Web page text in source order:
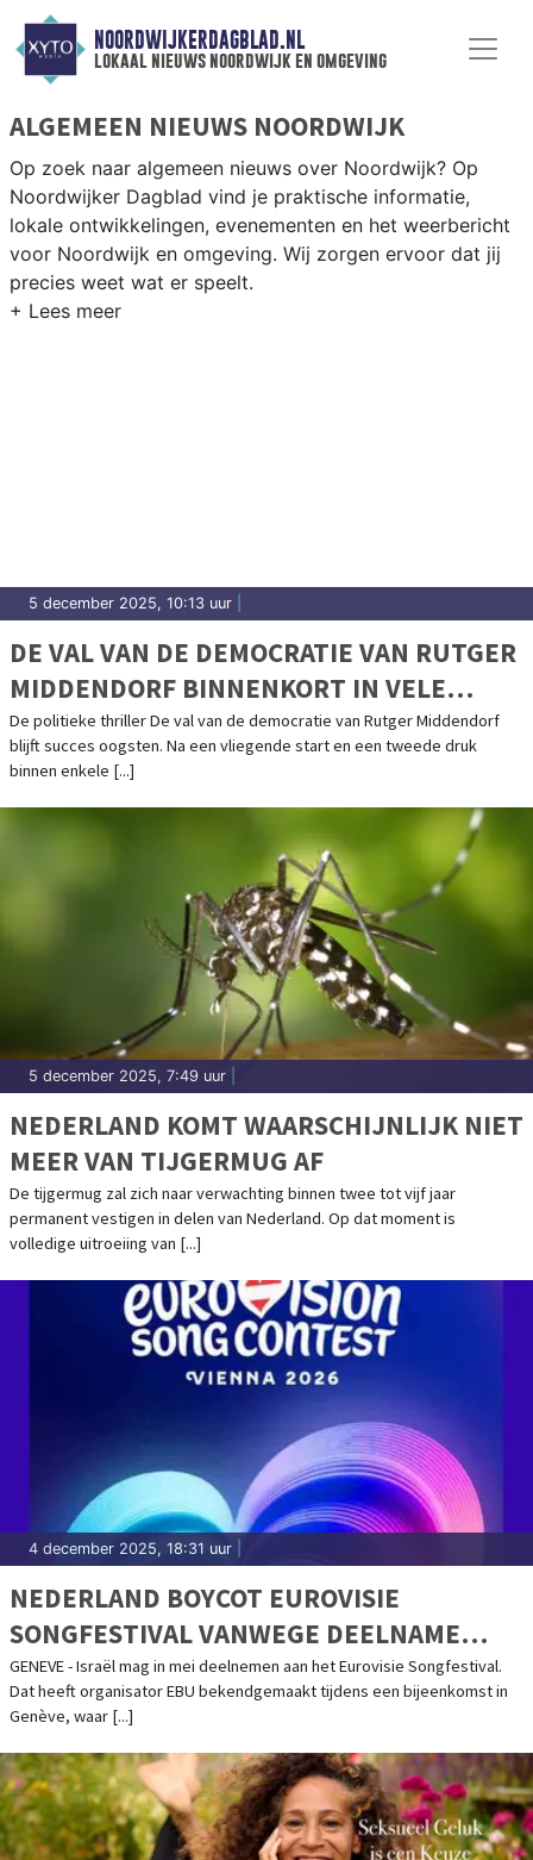
NOORDWIJKERDAGBLAD.NL
lokaal nieuws noordwijk en omgeving
ALGEMEEN NIEUWS NOORDWIJK
Op zoek naar algemeen nieuws over Noordwijk? Op
Noordwijker Dagblad vind je praktische informatie,
lokale ontwikkelingen, evenementen en het weerbericht
voor Noordwijk en omgeving. Wij zorgen ervoor dat jij
precies weet wat er speelt.
5 december 2025, 10:13 uur
DE VAL VAN DE DEMOCRATIE VAN RUTGER
MIDDENDORF BINNENKORT IN VELE
NEDERLANDSE BIBLIOTHEKEN
De politieke thriller De val van de democratie van Rutger Middendorf
blijft succes oogsten. Na een vliegende start en een tweede druk
binnen enkele [...]
5 december 2025, 7:49 uur
NEDERLAND KOMT WAARSCHIJNLIJK NIET
MEER VAN TIJGERMUG AF
De tijgermug zal zich naar verwachting binnen twee tot vijf jaar
permanent vestigen in delen van Nederland. Op dat moment is
volledige uitroeiing van [...]
4 december 2025, 18:31 uur
NEDERLAND BOYCOT EUROVISIE
SONGFESTIVAL VANWEGE DEELNAME
ISRAËL
GENEVE - Israël mag in mei deelnemen aan het Eurovisie Songfestival.
Dat heeft organisator EBU bekendgemaakt tijdens een bijeenkomst in
Genève, waar [...]